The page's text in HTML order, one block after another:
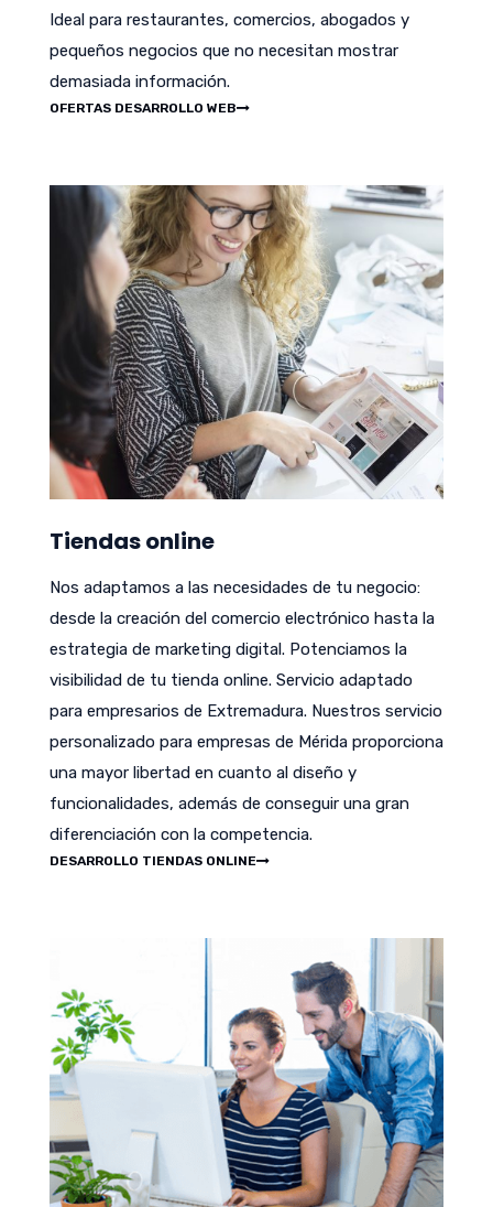
Ideal para restaurantes, comercios, abogados y
pequeños negocios que no necesitan mostrar
demasiada información.
OFERTAS DESARROLLO WEB
Tiendas online
Nos adaptamos a las necesidades de tu negocio:
desde la creación del comercio electrónico hasta la
estrategia de marketing digital. Potenciamos la
visibilidad de tu tienda online. Servicio adaptado
para empresarios de Extremadura. Nuestros servicio
personalizado para empresas de Mérida proporciona
una mayor libertad en cuanto al diseño y
funcionalidades, además de conseguir una gran
diferenciación con la competencia.
DESARROLLO TIENDAS ONLINE